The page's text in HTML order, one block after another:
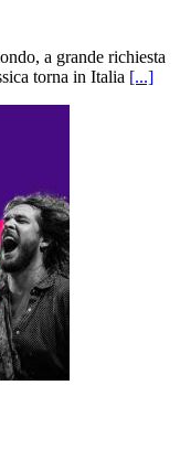
a grande richiesta
torna in Italia [...]